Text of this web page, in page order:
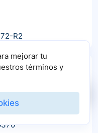
R2
suspensión
a solución oral
mejorar tu
términos y